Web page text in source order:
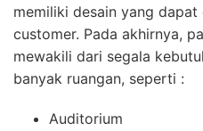
memiliki desain yang
customer. Pada akhirnya,
mewakili dari segala
banyak ruangan, seperti :
Auditorium